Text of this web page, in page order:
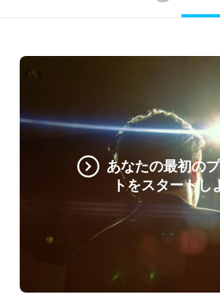
あなたの最初の
トをスタートし